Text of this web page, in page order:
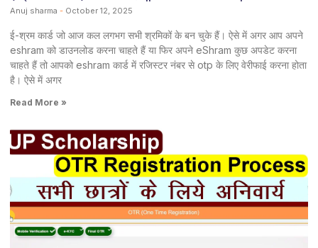
Anuj sharma October 12, 2025
ई-श्रम कार्ड जो आज कल लगभग सभी श्रमिकों के बन चुके हैं। ऐसे में अगर आप अपने
eshram को डाउनलोड करना चाहते हैं या फिर अपने eShram कुछ अपडेट करना
चाहते हैं तो आपको eshram कार्ड में रजिस्टर नंबर से otp के लिए वेरीफाई करना होता
है। ऐसे में अगर
Read More »